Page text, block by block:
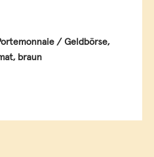
/ Geldbörse,
braun